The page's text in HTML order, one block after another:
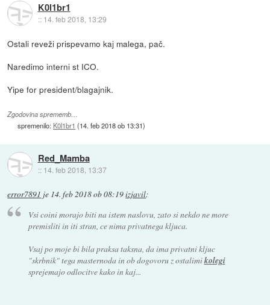
K0l1br1
:: 14. feb 2018, 13:29
Ostali reveži prispevamo kaj malega, pač.
Naredimo interni st ICO.
Yipe for president/blagajnik.
Zgodovina sprememb…
spremenilo: K0l1br1 (14. feb 2018 ob 13:31)
Red_Mamba
:: 14. feb 2018, 13:37
error7891 je 14. feb 2018 ob 08:19izjavil:
Vsi coini morajo biti na istem naslovu, zato si nekdo ne more
premisliti in iti stran, ce nima privatnega kljuca.
Vsaj po moje bi bila praksa taksna, da ima privatni kljuc
"skrbnik" tega masternoda in ob dogovoru z ostalimikolegi
sprejemajo odlocitve kako in kaj...